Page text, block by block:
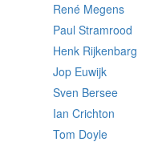
René Megens
Paul Stramrood
Henk Rijkenbarg
Jop Euwijk
Sven Bersee
Ian Crichton
Tom Doyle